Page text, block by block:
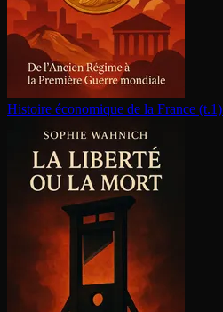
Histoire économique de la France (t.1)